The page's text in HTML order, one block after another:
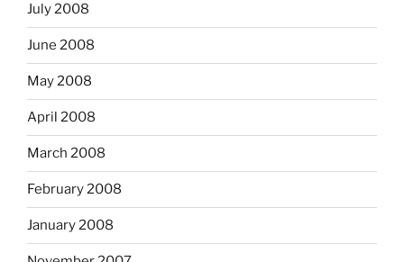
July 2008
June 2008
May 2008
April 2008
March 2008
February 2008
January 2008